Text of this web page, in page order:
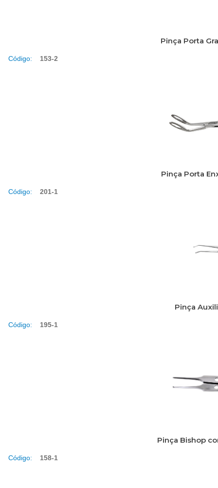
Pinça Porta
Código: 153-2
Pinça Porta
Código: 201-1
Pinça
Código: 195-1
Pinça Bishop
Código: 158-1